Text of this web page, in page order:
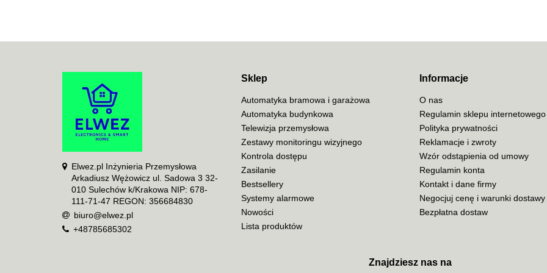
ADATA
AISKO
Elwez.pl Inżynieria Przemysłowa
Arkadiusz Wężowicz ul. Sadowa 3 32-
010 Sulechów k/Krakowa NIP: 678-
111-71-47 REGON: 356684830
biuro@elwez.pl
+48785685302
Sklep
Automatyka bramowa i garażowa
Automatyka budynkowa
Telewizja przemysłowa
Zestawy monitoringu wizyjnego
Kontrola dostępu
Zasilanie
Bestsellery
Systemy alarmowe
Nowości
Lista produktów
Informacje
O nas
Regulamin sklepu internetowego
Polityka prywatności
Reklamacje i zwroty
Wzór odstąpienia od umowy
Regulamin konta
Kontakt i dane firmy
Negocjuj cenę i warunki dostawy
Bezpłatna dostaw
Znajdziesz nas na